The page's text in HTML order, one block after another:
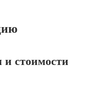
и стоимости